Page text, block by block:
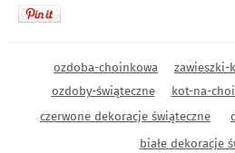
ozdoba-choinkowa zawieszki-
ozdoby-świąteczne
kot-na-
czerwone dekoracje świąteczne
białe dekoracje